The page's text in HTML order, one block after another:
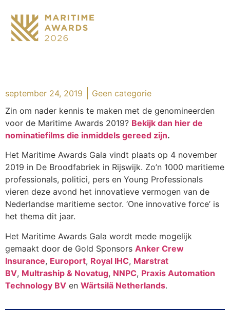
september 24, 2019
Geen categorie
Zin om nader kennis te maken met de genomineerden
voor de Maritime Awards 2019? Bekijk dan hier de
nominatiefilms die inmiddels gereed zijn.
Het Maritime Awards Gala vindt plaats op 4 november
2019 in De Broodfabriek in Rijswijk. Zo’n 1000 maritieme
professionals, politici, pers en Young Professionals
vieren deze avond het innovatieve vermogen van de
Nederlandse maritieme sector. ‘One innovative force’ is
het thema dit jaar.
Het Maritime Awards Gala wordt mede mogelijk
gemaakt door de Gold Sponsors Anker Crew
Insurance, Europort, Royal IHC, Marstrat
BV, Multraship & Novatug, NNPC, Praxis Automation
Technology BV en Wärtsilä Netherlands.